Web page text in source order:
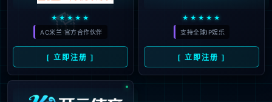
抱歉，页面无法访问...